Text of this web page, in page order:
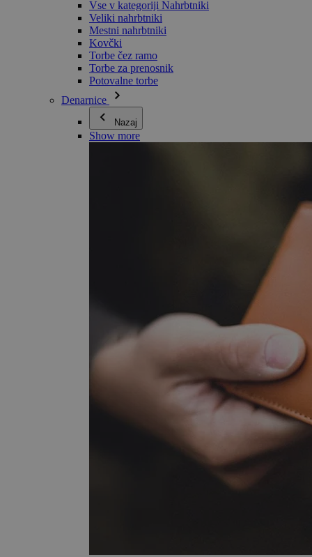
Vse v kategoriji Nahrbtniki
Veliki nahrbtniki
Mestni nahrbtniki
Kovčki
Torbe čez ramo
Torbe za prenosnik
Potovalne torbe
Denarnice
Nazaj
Show more